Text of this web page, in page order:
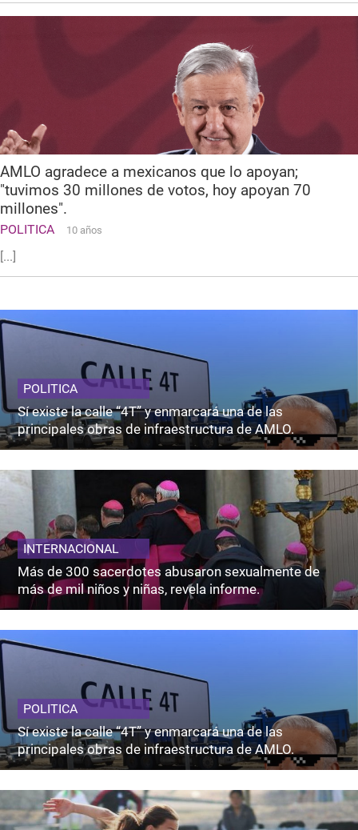
AMLO agradece a mexicanos que lo apoyan;
"tuvimos 30 millones de votos, hoy apoyan 70
millones".
POLITICA 10 años
[...]
POLITICA
Sí existe la calle “4T” y enmarcará una de las
principales obras de infraestructura de AMLO.
INTERNACIONAL
Más de 300 sacerdotes abusaron sexualmente de
más de mil niños y niñas, revela informe.
POLITICA
Sí existe la calle “4T” y enmarcará una de las
principales obras de infraestructura de AMLO.